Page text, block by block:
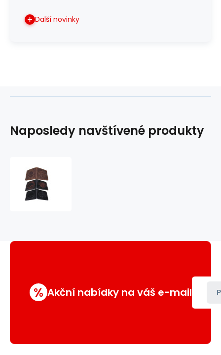
Další novinky
Naposledy navštívené produkty
% Akční nabídky na váš e-mail